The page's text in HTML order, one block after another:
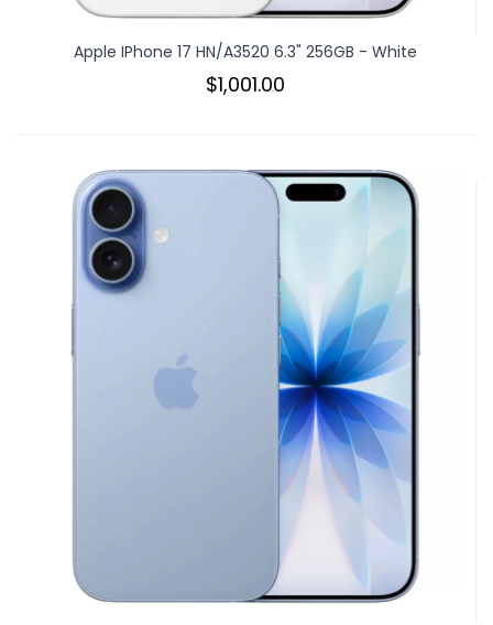
Apple IPhone 17 HN/A3520 6.3" 256GB - White
$1,001.00